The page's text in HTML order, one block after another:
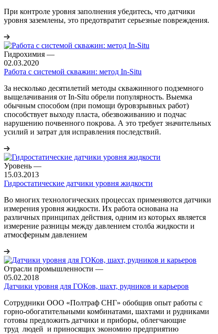
При контроле уровня заполнения убедитесь, что датчики
уровня заземлены, это предотвратит серьезные повреждения.
Гидрохимия —
02.03.2020
Работа с системой скважин: метод In-Situ
За несколько десятилетий методы скважинного подземного
выщелачивания от In-Situ обрели популярность. Выемка
обычным способом (при помощи буровзрывных работ)
способствует выходу пласта, обезвоживанию и подчас
нарушению почвенного покрова. А это требует значительных
усилий и затрат для исправления последствий.
Уровень —
15.03.2013
Гидростатические датчики уровня жидкости
Во многих технологических процессах применяются датчики
измерения уровня жидкости. Их работа основана на
различных принципах действия, одним из которых является
измерение разницы между давлением столба жидкости и
атмосферным давлением
Отрасли промышленности —
05.02.2018
Датчики уровня для ГОКов, шахт, рудников и карьеров
Сотрудники ООО «Полтраф СНГ» обобщив опыт работы с
горно-обогатительными комбинатами, шахтами и рудниками
готовы предложить датчики и приборы, облегчающие
труд людей и приносящих экономию предприятию